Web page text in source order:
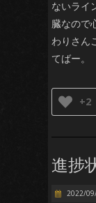
ないライ
臓なので
わりさん
てばー。
+2
進捗
2022/